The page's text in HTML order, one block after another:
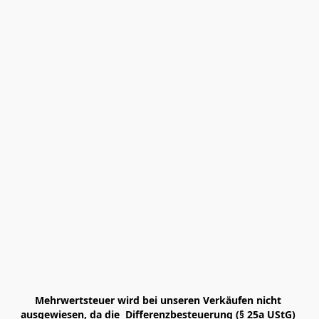
Mehrwertsteuer wird bei unseren Verkäufen nicht
ausgewiesen, da die  Differenzbesteuerung (§ 25a UStG)